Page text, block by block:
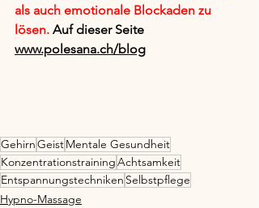
als auch emotionale Blockaden zu
lösen. Auf dieser Seite
www.polesana.ch/blog
GehirnGeistMentale Gesundheit
KonzentrationstrainingAchtsamkeit
Entspannungstechniken Selbstpflege
Hypno-Massage